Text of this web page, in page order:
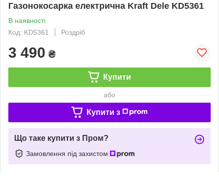
Газонокосарка електрична Kraft Dele KD5361
В наявності
Код: KD5361
Роздріб
3 490 ₴
Купити
або
Купити з
Що таке купити з Пром?
Замовлення під захистом